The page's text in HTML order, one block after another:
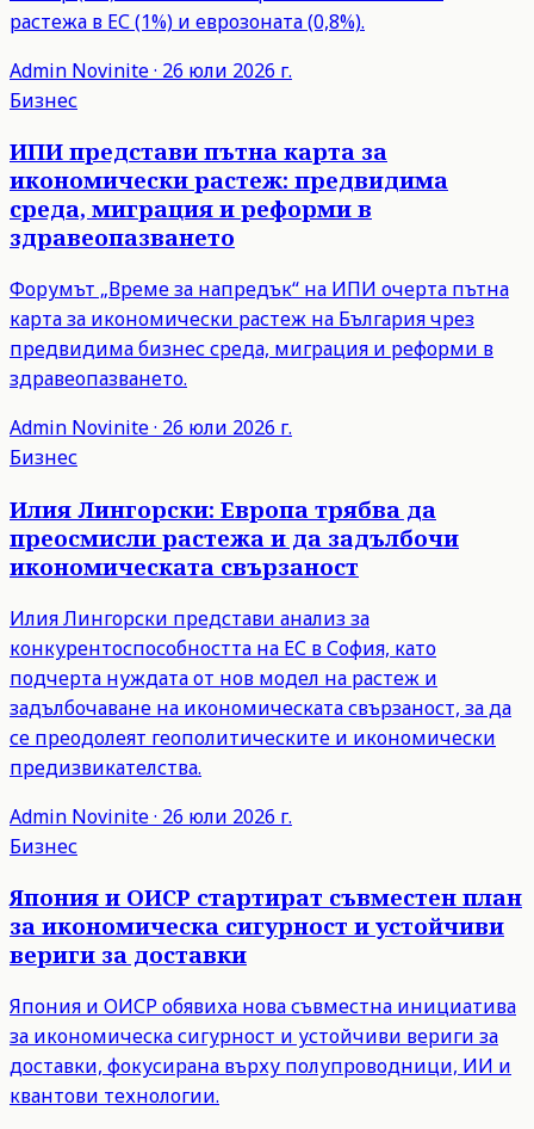
растежа в ЕС (1%) и еврозоната (0,8%).
Admin Novinite· 26 юли 2026 г.
Бизнес
ИПИ представи пътна карта за
икономически растеж: предвидима
среда, миграция и реформи в
здравеопазването
Форумът „Време за напредък“ на ИПИ очерта пътна
карта за икономически растеж на България чрез
предвидима бизнес среда, миграция и реформи в
здравеопазването.
Admin Novinite· 26 юли 2026 г.
Бизнес
Илия Лингорски: Европа трябва да
преосмисли растежа и да задълбочи
икономическата свързаност
Илия Лингорски представи анализ за
конкурентоспособността на ЕС в София, като
подчерта нуждата от нов модел на растеж и
задълбочаване на икономическата свързаност, за да
се преодолеят геополитическите и икономически
предизвикателства.
Admin Novinite· 26 юли 2026 г.
Бизнес
Япония и ОИСР стартират съвместен план
за икономическа сигурност и устойчиви
вериги за доставки
Япония и ОИСР обявиха нова съвместна инициатива
за икономическа сигурност и устойчиви вериги за
доставки, фокусирана върху полупроводници, ИИ и
квантови технологии.